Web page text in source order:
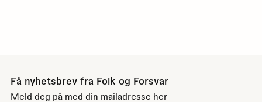
Få nyhetsbrev fra Folk og Forsvar
Meld deg på med din mailadresse her